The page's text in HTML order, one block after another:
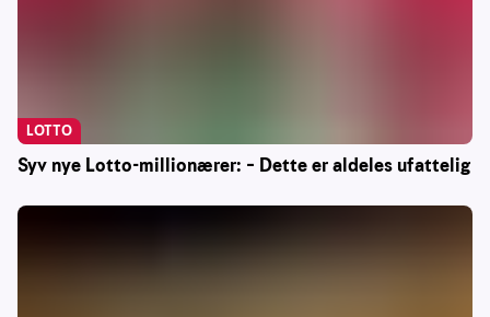
Syv nye Lotto-millionærer: – Dette er aldeles ufattelig
LOTTO